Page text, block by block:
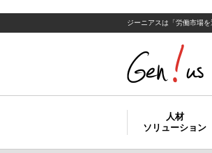
ジーニアスは「労働市場
人材
ソリューション